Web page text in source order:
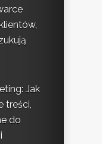
Jak
treści,
do